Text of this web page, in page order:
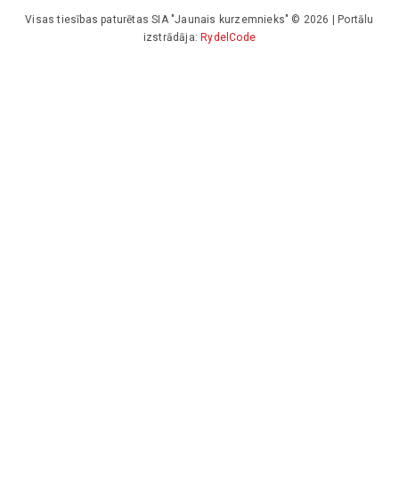
Visas tiesības paturētas SIA "Jaunais kurzemnieks" © 2026 | Portālu
izstrādāja:RydelCode